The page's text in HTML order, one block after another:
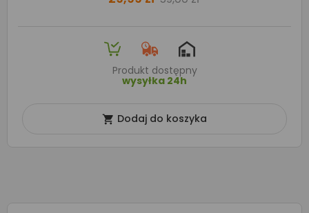
Produkt dostępny
wysyłka 24h
 Dodaj do koszyka